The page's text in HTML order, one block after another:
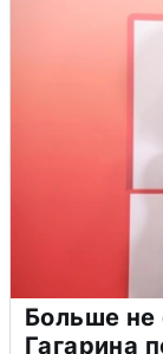
Больше не
Гагарина